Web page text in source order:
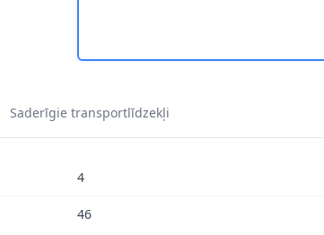
Saderīgie transportlīdzekļi
4
46